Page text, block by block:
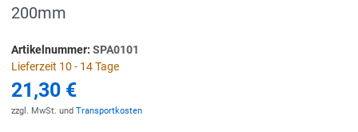
200mm
Artikelnummer: SPA0101
Lieferzeit 10 - 14 Tage
21,30 €
zzgl. MwSt. und Transportkosten